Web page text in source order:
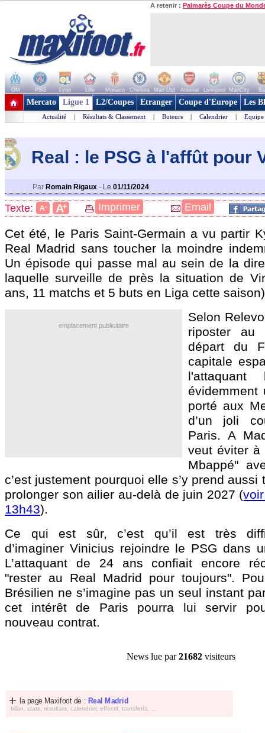
A retenir : Palmarès Coupe du
OM PSG Lyon Lille Monaco Chelsea Man Utd Arsenal Liverpool ManCity
+ de clubs
Mercato Ligue 1 L2/Coupes Etranger Coupe d'Europe Les
Actualité | Résultats & Classement | Buteurs | Calendrier | Equipe
Real : le PSG à l'affût pour
Par Romain Rigaux - Le 01/11/2024
Texte: A- A+ Imprimer Email
Cet été, le Paris Saint-Germain a vu partir
Real Madrid sans toucher la moindre
Un épisode qui passe mal au sein de la
laquelle surveille de près la situation de
ans, 11 matchs et 5 buts en Liga cette
emplacement publicitaire
Selon
riposter au
départ du
capitale
l'attaquant
évidemment
porté aux
d’un joli
Paris. A
veut éviter à
Mbappé"
c’est justement pourquoi elle s’y prend aussi
prolonger son ailier au-delà de juin 2027 (
13h43).
Ce qui est sûr, c’est qu’il est très
d’imaginer Vinicius rejoindre le PSG dans
L’attaquant de 24 ans confiait encore
"rester au Real Madrid pour toujours".
Brésilien ne s’imagine pas un seul instant
cet intérêt de Paris pourra lui servir
nouveau contrat.
News lue par21682 visiteurs
la page Maxifoot de : Real Madrid
bilan, stats, résultats, calendrier, effectif, transferts, ...